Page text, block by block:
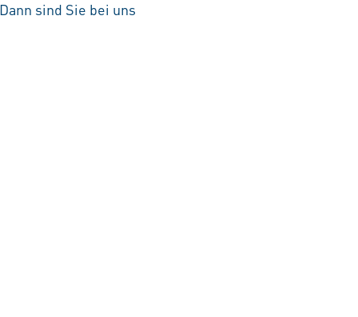
sind Sie bei uns